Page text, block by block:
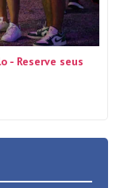
- Reserve seus